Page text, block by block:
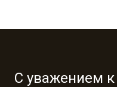
С уважением